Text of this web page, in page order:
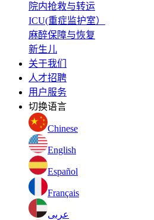
院内抢救与转运
ICU(重症监护室）
麻醉保障与恢复
新生儿
关于我们
人才招聘
用户服务
切换语言
Chinese
English
Español
Français
عربى